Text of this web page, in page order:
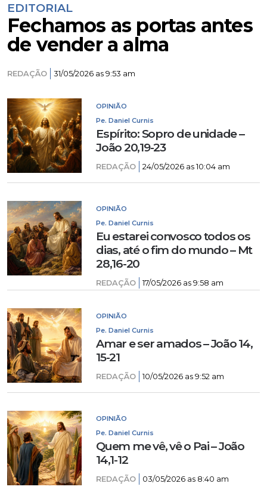
EDITORIAL
Fechamos as portas antes
de vender a alma
REDAÇÃO 31/05/2026 as 9:53 am
OPINIÃO
Pe. Daniel Curnis
Espírito: Sopro de unidade –
João 20,19-23
REDAÇÃO 24/05/2026 as 10:04 am
OPINIÃO
Pe. Daniel Curnis
Eu estarei convosco todos os
dias, até o fim do mundo – Mt
28,16-20
REDAÇÃO 17/05/2026 as 9:58 am
OPINIÃO
Pe. Daniel Curnis
Amar e ser amados – João 14,
15-21
REDAÇÃO 10/05/2026 as 9:52 am
OPINIÃO
Pe. Daniel Curnis
Quem me vê, vê o Pai – João
14,1-12
REDAÇÃO 03/05/2026 as 8:40 am